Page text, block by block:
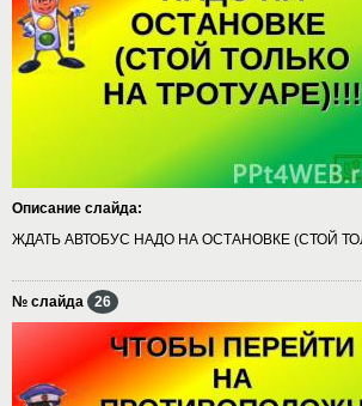
Описание слайда:
ЖДАТЬ АВТОБУС НАДО НА ОСТАНОВКЕ (СТОЙ
№ слайда 26